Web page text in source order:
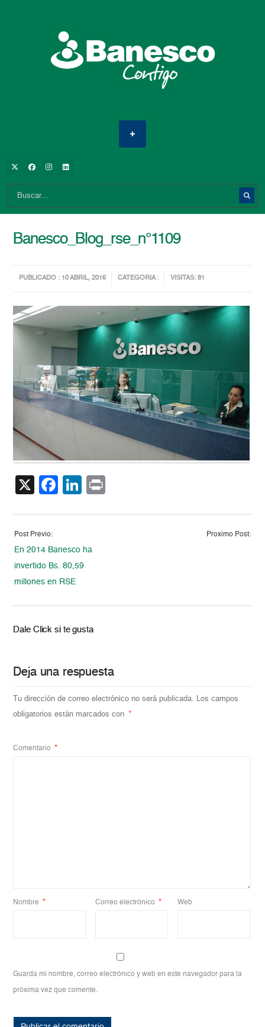
Banesco_Blog_rse_n°1109
PUBLICADO : 10 ABRIL, 2016 CATEGORIA : VISITAS: 81
X Facebook
LinkedIn
Post Previo:
En 2014 Banesco ha
invertido Bs. 80,59
millones en RSE
Proximo Post:
Dale Click si te gusta
Deja una respuesta
Tu dirección de correo electrónico no será publicada. Los campos
obligatorios están marcados con *
Comentario *
Nombre * Correo electrónico * Web
Guarda mi nombre, correo electrónico y web en este navegador para la
próxima vez que comente.